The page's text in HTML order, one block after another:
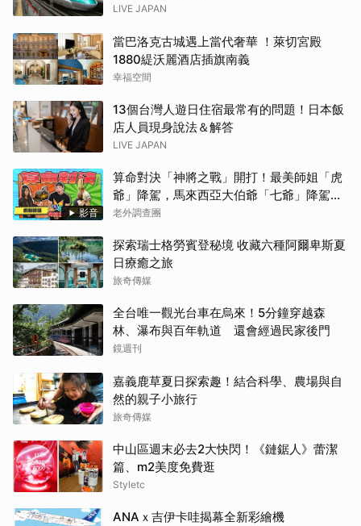
LIVE JAPAN
當巴洛克古城遇上當代奢華 ！萊切宮殿
1880緹沃麗酒店插旗南義
幸福空間
13個台灣人遊日住宿最常有的問題！日本飯
店人員現身說法＆解答
LIVE JAPAN
影音
算命對決「神將之戰」開打！最美師姐「虎
爺」降駕，馬來西亞大伯爺「七爺」降駕。
當虎爺對上七爺，神明之間的較量究竟誰會
老外調查團
探索瑞士格勞賓登秘境 收藏六種阿爾卑斯夏
日療癒之旅
旅奇傳媒
全台唯一觀光台車在烏來！5分鐘穿越森
林、瀑布與百年軌道 還會經過民家後門
鏡週刊
嘉義鹿草夏日探索趣！結合科學、農場與自
然的親子小旅行
旅奇傳媒
中山區週末必去2大快閃！《鏈鋸人》蕾潔
篇、m2美度免費逛
Styletc
ANAｘ吉伊卡哇揭幕全新彩繪機